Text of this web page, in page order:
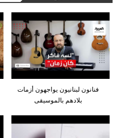
فنانون لبنانيون يواجهون أزمات
بلادهم بالموسيقى